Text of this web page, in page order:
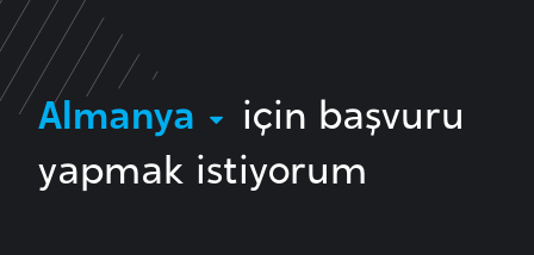
Almanya
için başvuru
yapmak istiyorum
u
l
a